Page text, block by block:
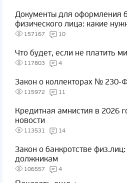
Документы для оформления
физического лица: какие
157167 10
Что будет, если не платить
117803 4
Закон о коллекторах № 230-
115972 11
Кредитная амнистия в 2026
новости
113531 14
Закон о банкротстве
должникам
106557 4